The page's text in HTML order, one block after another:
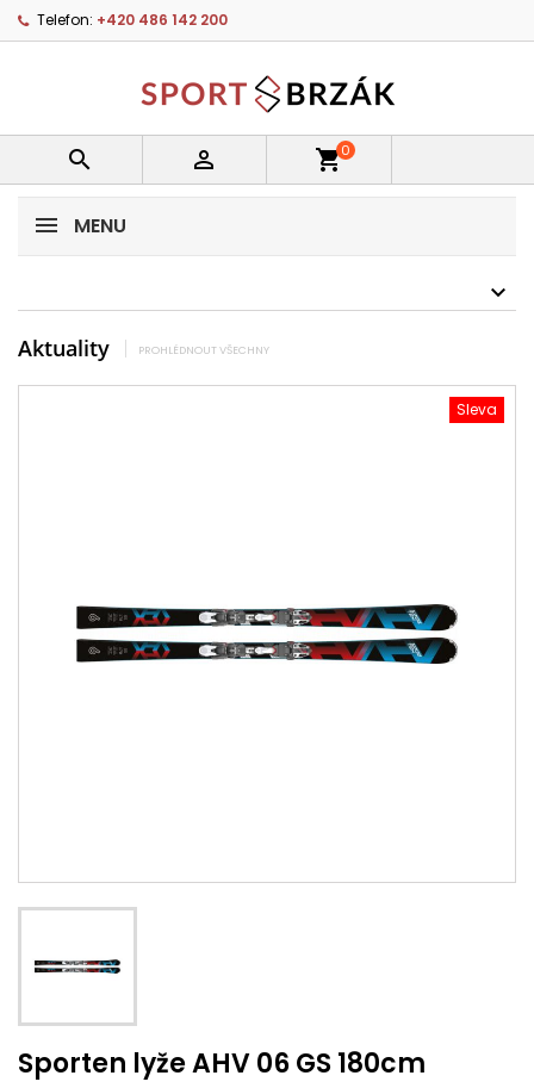
Telefon: +420 486 142 200
  shopping_cart0
MENU
Aktuality PROHLÉDNOUT VŠECHNY
Sleva
Sporten lyže AHV 06 GS 180cm